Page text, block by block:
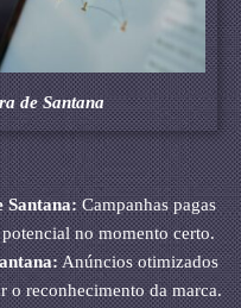
de Santana
Santana:Campanhas pagas
no momento certo.
Anúncios otimizados
o reconhecimento da marca.